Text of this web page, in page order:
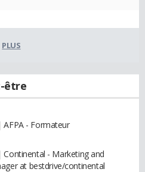
PLUS
être
- Formateur
- Marketing and
at bestdrive/continental